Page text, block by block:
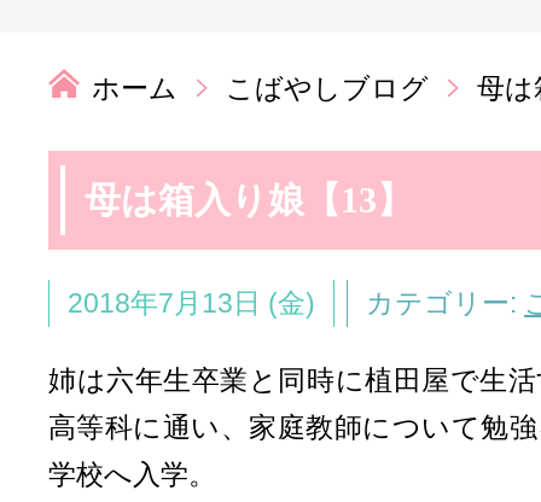
ホーム こばやしブログ 母は
母は箱入り娘【13】
2018年7月13日 (金) カテゴリー:
姉は六年生卒業と同時に植田屋で生
高等科に通い、家庭教師について勉
学校へ入学。